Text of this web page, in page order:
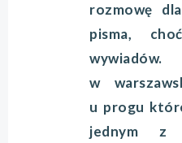
rozmowę
pisma,
w
u progu
jednym z